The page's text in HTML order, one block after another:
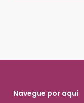
Navegue por aqui